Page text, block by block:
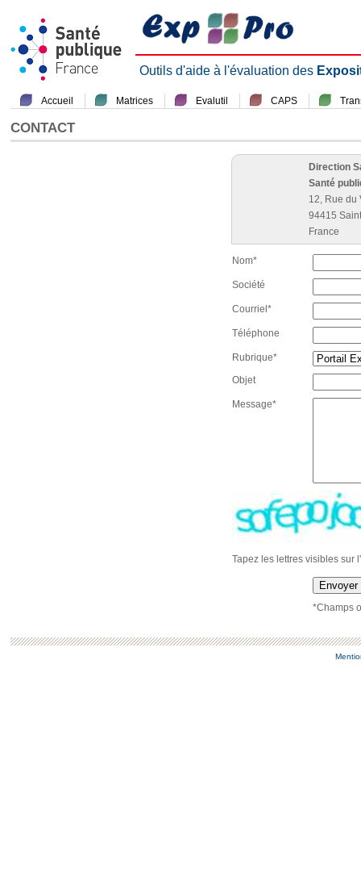
Outils d'aide à l'évaluation des
Accueil Matrices Evalutil CAPS
CONTACT
Direction
Santé
12, Rue du
94415
France
Nom*
Société
Courriel*
Téléphone
Rubrique*
Objet
Message*
Tapez les lettres visibles sur
Envoyer
*Champs